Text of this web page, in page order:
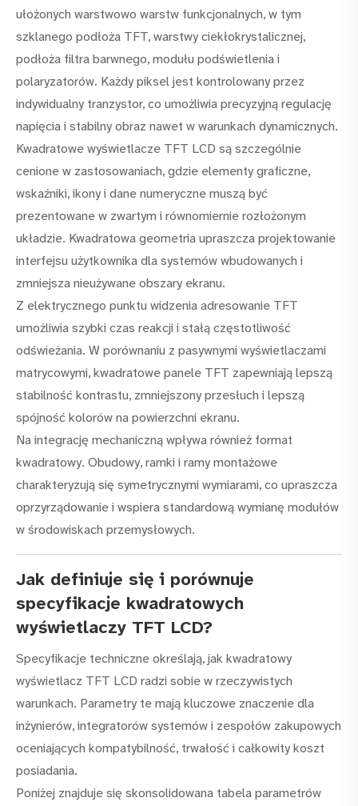
ułożonych warstwowo warstw funkcjonalnych, w tym
szklanego podłoża TFT, warstwy ciekłokrystalicznej,
podłoża filtra barwnego, modułu podświetlenia i
polaryzatorów. Każdy piksel jest kontrolowany przez
indywidualny tranzystor, co umożliwia precyzyjną regulację
napięcia i stabilny obraz nawet w warunkach dynamicznych.
Kwadratowe wyświetlacze TFT LCD są szczególnie
cenione w zastosowaniach, gdzie elementy graficzne,
wskaźniki, ikony i dane numeryczne muszą być
prezentowane w zwartym i równomiernie rozłożonym
układzie. Kwadratowa geometria upraszcza projektowanie
interfejsu użytkownika dla systemów wbudowanych i
zmniejsza nieużywane obszary ekranu.
Z elektrycznego punktu widzenia adresowanie TFT
umożliwia szybki czas reakcji i stałą częstotliwość
odświeżania. W porównaniu z pasywnymi wyświetlaczami
matrycowymi, kwadratowe panele TFT zapewniają lepszą
stabilność kontrastu, zmniejszony przesłuch i lepszą
spójność kolorów na powierzchni ekranu.
Na integrację mechaniczną wpływa również format
kwadratowy. Obudowy, ramki i ramy montażowe
charakteryzują się symetrycznymi wymiarami, co upraszcza
oprzyrządowanie i wspiera standardową wymianę modułów
w środowiskach przemysłowych.
Jak definiuje się i porównuje
specyfikacje kwadratowych
wyświetlaczy TFT LCD?
Specyfikacje techniczne określają, jak kwadratowy
wyświetlacz TFT LCD radzi sobie w rzeczywistych
warunkach. Parametry te mają kluczowe znaczenie dla
inżynierów, integratorów systemów i zespołów zakupowych
oceniających kompatybilność, trwałość i całkowity koszt
posiadania.
Poniżej znajduje się skonsolidowana tabela parametrów